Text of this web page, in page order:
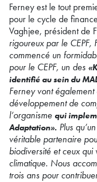
Ferney est le tout
pour le cycle de
Vaghjee, président de
rigoureux par le CEPF,
commencé un
pour le CEPF, un des
identifié au sein du
Ferney vont
développement de
l’organisme qui
Adaptation». Plus
véritable partenaire
biodiversité et ceux qui
climatique. Nous
trois ans pour